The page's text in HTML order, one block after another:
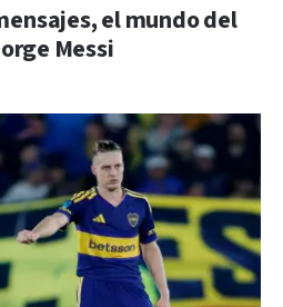
el mundo del
Messi